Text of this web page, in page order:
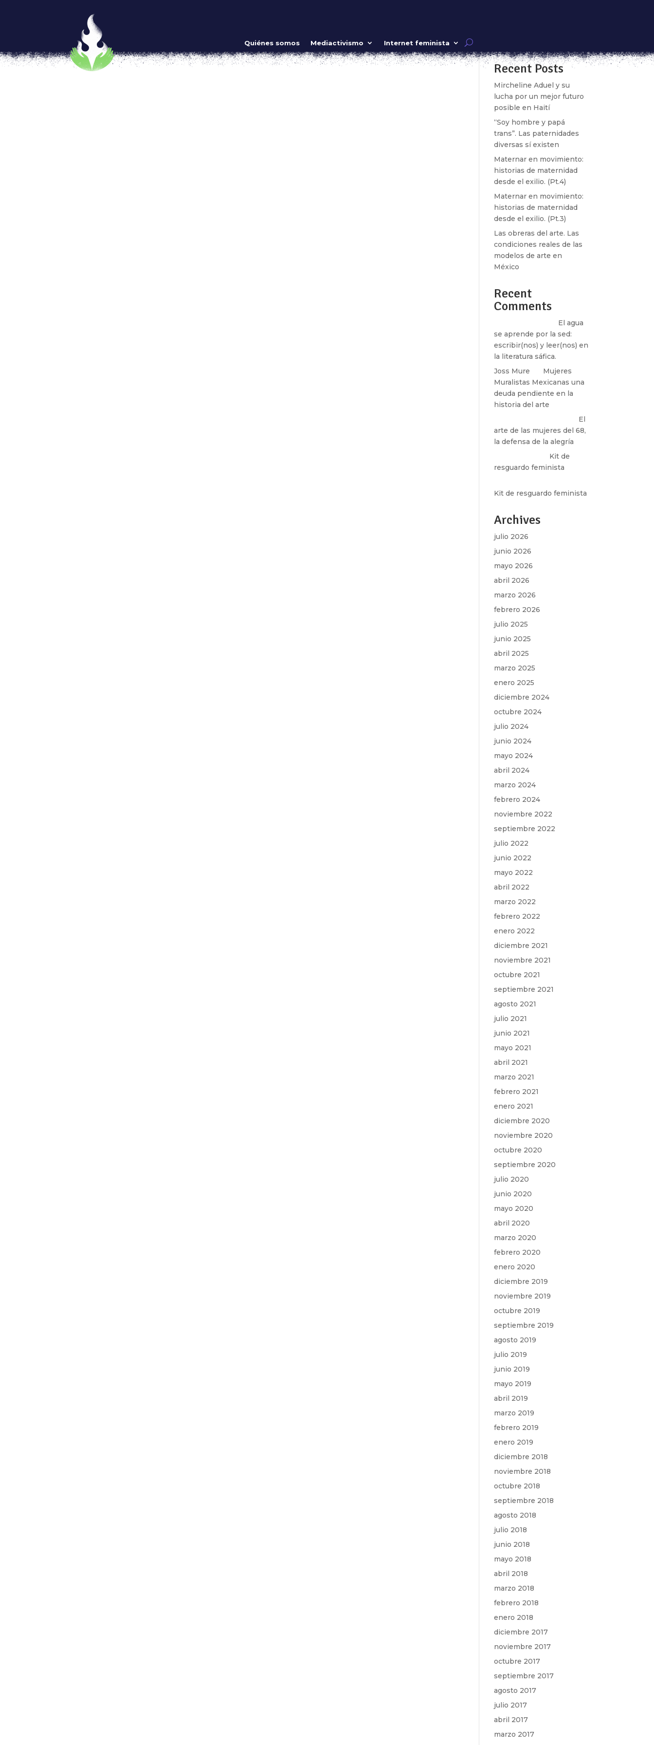
Quiénes somos Mediactivismo Internet feminista
Violencia de género. Agenda para el nuevo gobierno
por Fernanda Muñoz|Jun 19, 2018|Video,Vivas nos queremos
¿Cómo atacar un problema tan presente como lo es la violencia de género? Sobre todo, en un ambiente que
Recent Posts
Mircheline Aduel y su
lucha por un mejor futuro
posible en Haití
“Soy hombre y papá
trans”. Las paternidades
diversas sí existen
Maternar en movimiento:
historias de maternidad
desde el exilio. (Pt.4)
Maternar en movimiento:
historias de maternidad
desde el exilio. (Pt.3)
Las obreras del arte. Las
condiciones reales de las
modelos de arte en
México
Recent
Comments
El agua
se aprende por la sed:
escribir(nos) y leer(nos) en
la literatura sáfica.
Joss Mure
Mujeres
Muralistas Mexicanas una
deuda pendiente en la
historia del arte
El
arte de las mujeres del 68,
la defensa de la alegría
Kit de
resguardo feminista
Kit de resguardo feminista
Archives
julio 2026
junio 2026
mayo 2026
abril 2026
marzo 2026
febrero 2026
julio 2025
junio 2025
abril 2025
marzo 2025
enero 2025
diciembre 2024
octubre 2024
julio 2024
junio 2024
mayo 2024
abril 2024
marzo 2024
febrero 2024
noviembre 2022
septiembre 2022
julio 2022
junio 2022
mayo 2022
abril 2022
marzo 2022
febrero 2022
enero 2022
diciembre 2021
noviembre 2021
octubre 2021
septiembre 2021
agosto 2021
julio 2021
junio 2021
mayo 2021
abril 2021
marzo 2021
febrero 2021
enero 2021
diciembre 2020
noviembre 2020
octubre 2020
septiembre 2020
julio 2020
junio 2020
mayo 2020
abril 2020
marzo 2020
febrero 2020
enero 2020
diciembre 2019
noviembre 2019
octubre 2019
septiembre 2019
agosto 2019
julio 2019
junio 2019
mayo 2019
abril 2019
marzo 2019
febrero 2019
enero 2019
diciembre 2018
noviembre 2018
octubre 2018
septiembre 2018
agosto 2018
julio 2018
junio 2018
mayo 2018
abril 2018
marzo 2018
febrero 2018
enero 2018
diciembre 2017
noviembre 2017
octubre 2017
septiembre 2017
agosto 2017
julio 2017
abril 2017
marzo 2017